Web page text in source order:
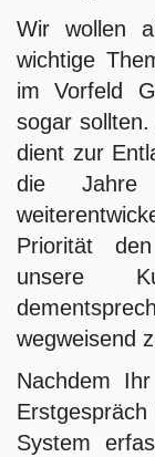
Wir wollen
wichtige
im Vorfeld
sogar
dient zur
die Jahre
Priorität
unsere
wegweisend
Nachdem
System